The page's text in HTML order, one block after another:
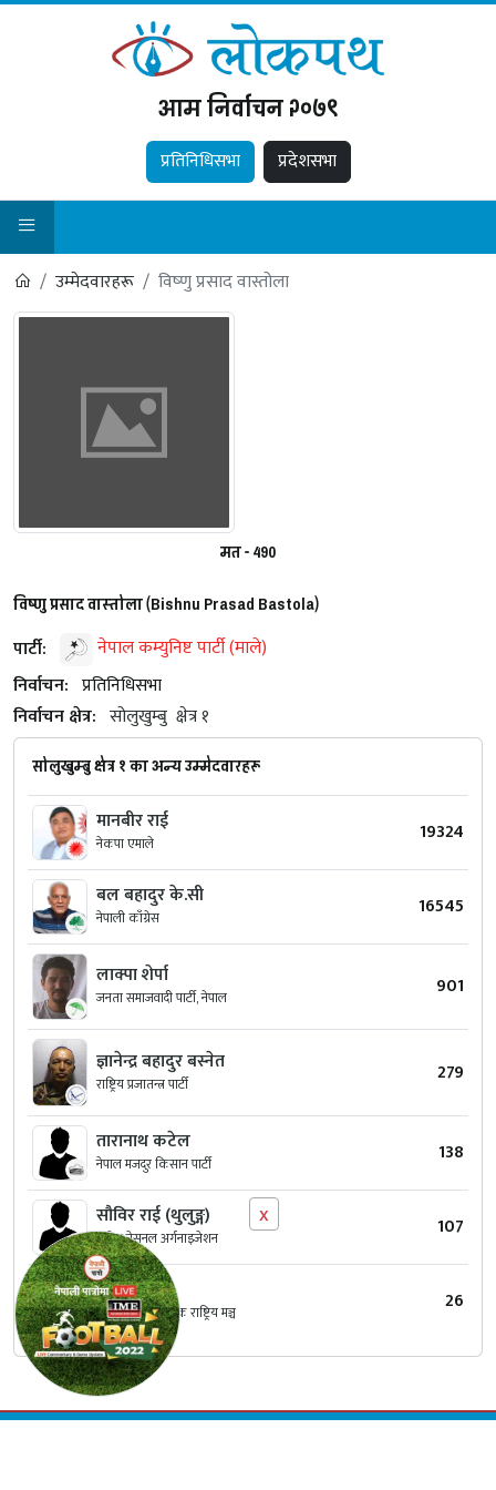
आम निर्वाचन २०७९
प्रतिनिधिसभा प्रदेशसभा
उम्मेदवारहरू विष्‍णु प्रसाद वास्तोला
मत - 490
विष्‍णु प्रसाद वास्तोला (Bishnu Prasad Bastola)
पार्टी:
नेपाल कम्युनिष्ट पार्टी (माले)
निर्वाचन: प्रतिनिधिसभा
निर्वाचन क्षेत्र: सोलुखुम्बु क्षेत्र १
सोलुखुम्बु क्षेत्र १ का अन्य उम्मेदवारहरू
मानबीर राई
नेकपा एमाले 19324
बल बहादुर के.सी
नेपाली काँग्रेस 16545
लाक्पा शेर्पा
जनता समाजवादी पार्टी, नेपाल 901
ज्ञानेन्द्र बहादुर बस्नेत
राष्ट्रिय प्रजातन्त्र पार्टी 279
तारानाथ कटेल
नेपाल मजदुर किसान पार्टी 138
सौविर राई (थुलुङ्ग)
मंगोल नेसनल अर्गनाइजेशन 107
लामु शेर्पा
संघीय लोकतान्त्रिक राष्ट्रिय मञ्च 26
x